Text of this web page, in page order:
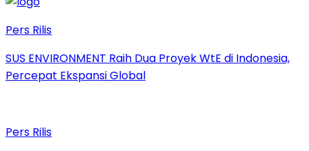
Pers Rilis
SUS ENVIRONMENT Raih Dua Proyek WtE di Indonesia,
Percepat Ekspansi Global
Pers Rilis